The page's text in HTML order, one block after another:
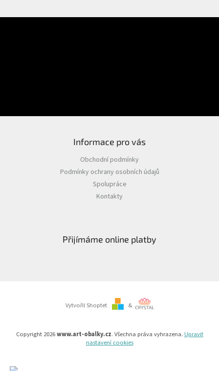
Informace pro vás
Obchodní podmínky
Podmínky ochrany osobních údajů
Spolupráce
Kontakty
Přijímáme online platby
Vytvořil Shoptet &
Copyright 2026www.art-obalky.cz. Všechna práva vyhrazena. Upravit
nastavení cookies